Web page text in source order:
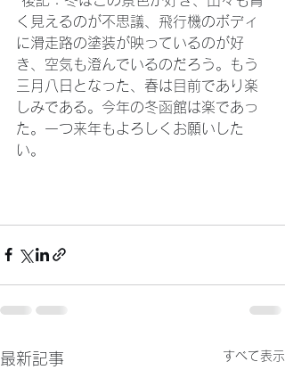
く見えるのが不思議、飛行機のボディ
に滑走路の塗装が映っているのが好
き、空気も澄んでいるのだろう。もう
三月八日となった、春は目前であり楽
しみである。今年の冬函館は楽であっ
た。一つ来年もよろしくお願いした
い。
最新記事 すべて表示